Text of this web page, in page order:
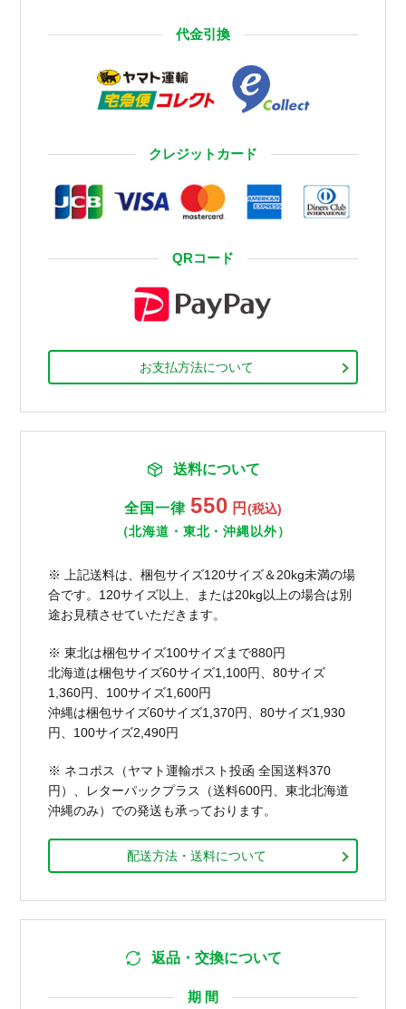
代金引換
クレジットカード
QRコード
お支払方法について
送料について
全国一律 550 円 (税込)
（北海道・東北・沖縄以外）
※ 上記送料は、梱包サイズ120サイズ＆20kg未満の場
合です。120サイズ以上、または20kg以上の場合は別
途お見積させていただきます。
※ 東北は梱包サイズ100サイズまで880円
北海道は梱包サイズ60サイズ1,100円、80サイズ
1,360円、100サイズ1,600円
沖縄は梱包サイズ60サイズ1,370円、80サイズ1,930
円、100サイズ2,490円
※ ネコポス（ヤマト運輸ポスト投函 全国送料370
円）、レターパックプラス（送料600円、東北北海道
沖縄のみ）での発送も承っております。
配送方法・送料について
返品・交換について
期 間